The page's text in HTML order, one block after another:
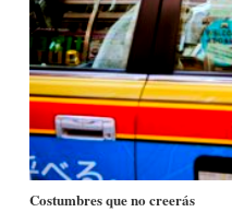
Costumbres que no creerás